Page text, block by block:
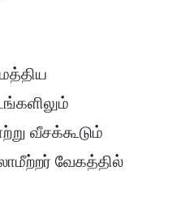
வீசக்கூடும்
வேகத்தில்